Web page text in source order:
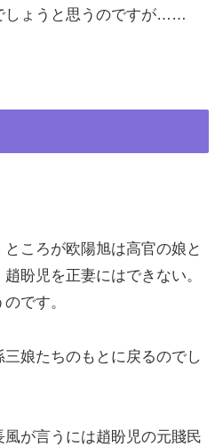
しょうと思うのですが……
ころが欧陽旭は高官の娘と
盼児を正妻にはできない。
です。
娘たちのもとに戻るのでし
が言うには趙盼児の元賤民